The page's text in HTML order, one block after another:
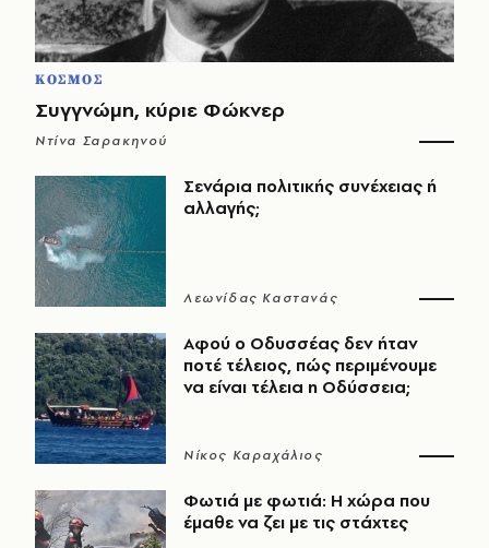
ΚΟΣΜΟΣ
Συγγνώμη, κύριε Φώκνερ
Ντίνα Σαρακηνού
Σενάρια πολιτικής συνέχειας ή
αλλαγής;
Λεωνίδας Καστανάς
Αφού ο Οδυσσέας δεν ήταν
ποτέ τέλειος, πώς περιμένουμε
να είναι τέλεια η Οδύσσεια;
Νίκος Καραχάλιος
Φωτιά με φωτιά: Η χώρα που
έμαθε να ζει με τις στάχτες